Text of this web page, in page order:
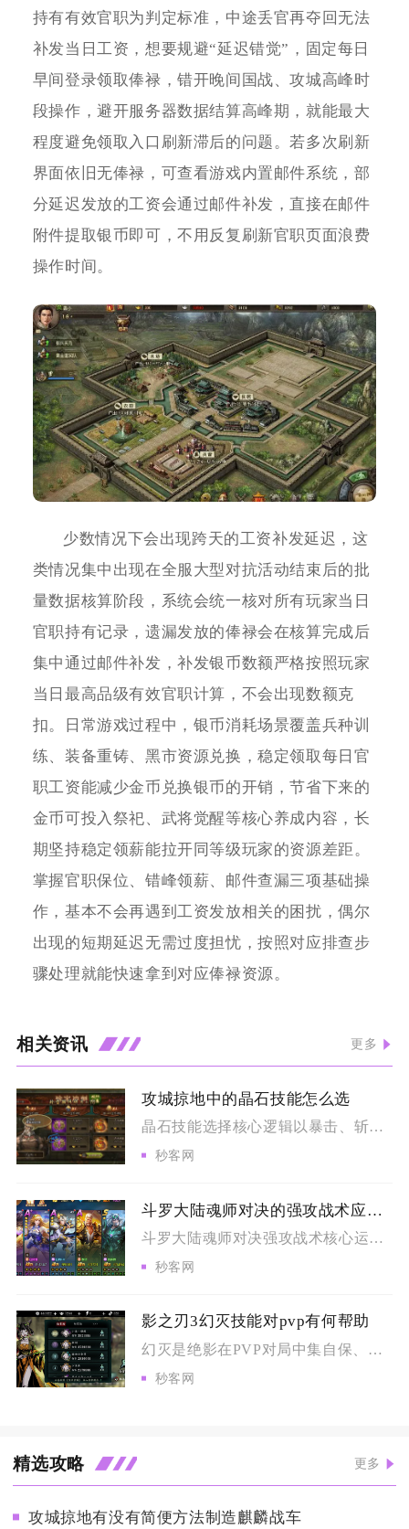
持有有效官职为判定标准，中途丢官再夺回无法
补发当日工资，想要规避“延迟错觉”，固定每日
早间登录领取俸禄，错开晚间国战、攻城高峰时
段操作，避开服务器数据结算高峰期，就能最大
程度避免领取入口刷新滞后的问题。若多次刷新
界面依旧无俸禄，可查看游戏内置邮件系统，部
分延迟发放的工资会通过邮件补发，直接在邮件
附件提取银币即可，不用反复刷新官职页面浪费
操作时间。
少数情况下会出现跨天的工资补发延迟，这
类情况集中出现在全服大型对抗活动结束后的批
量数据核算阶段，系统会统一核对所有玩家当日
官职持有记录，遗漏发放的俸禄会在核算完成后
集中通过邮件补发，补发银币数额严格按照玩家
当日最高品级有效官职计算，不会出现数额克
扣。日常游戏过程中，银币消耗场景覆盖兵种训
练、装备重铸、黑市资源兑换，稳定领取每日官
职工资能减少金币兑换银币的开销，节省下来的
金币可投入祭祀、武将觉醒等核心养成内容，长
期坚持稳定领薪能拉开同等级玩家的资源差距。
掌握官职保位、错峰领薪、邮件查漏三项基础操
作，基本不会再遇到工资发放相关的困扰，偶尔
出现的短期延迟无需过度担忧，按照对应排查步
骤处理就能快速拿到对应俸禄资源。
相关资讯 更多
攻城掠地中的晶石技能怎么选
晶石技能选择核心逻辑以暴击、斩杀为通用核心输出，搭配场景限定...
秒客网
斗罗大陆魂师对决的强攻战术应该如何运用
斗罗大陆魂师对决强攻战术核心运用逻辑为分场景搭建配套增益体系...
秒客网
影之刃3幻灭技能对pvp有何帮助
幻灭是绝影在PVP对局中集自保、破甲、爆发、控制于一体的核心...
秒客网
精选攻略 更多
攻城掠地有没有简便方法制造麒麟战车